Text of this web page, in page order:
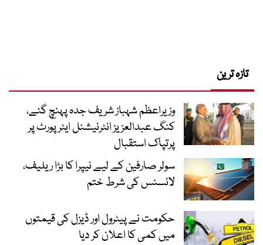
تازہ ترین
وزیراعظم شہباز شریف جدہ پہنچ گئے،
کنگ عبدالعزیز انٹرنیشنل ایئر پورٹ پر
پرتپاک استقبال
سولر صارفین کے لیے نیپرا کا بڑا ریلیف،
لائسنس کی شرط ختم
حکومت نے پیٹرول اور ڈیزل کی قیمتوں
میں کمی کا اعلان کر دیا